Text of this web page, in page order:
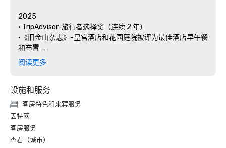
2025
• TripAdvisor-旅行者选择奖（连续 2 年）
•《旧金山杂志》-皇宫酒店和花园庭院被评为最佳酒店早午餐
和布置
• Hospitality Net-一生中至少一次的加州27个最佳去处
• 旧金山高级生活——旧金山皇宫酒店庆祝 150 周年
2024
• 旅行 + 休闲-旧金山最佳酒店-设施最好的酒店
•《福布斯旅行指南》——拥有难忘鱼子酱体验的 15 家酒店之
一
阅读更多
设施和服务
客房特色和来宾服务
因特网
客房服务
查看（城市）